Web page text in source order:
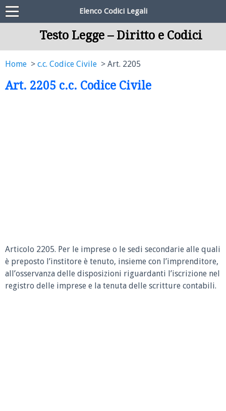
Elenco Codici Legali
Testo Legge – Diritto e Codici
Home c.c. Codice Civile Art. 2205
Art. 2205 c.c. Codice Civile
Articolo 2205. Per le imprese o le sedi secondarie alle quali
è preposto l’institore è tenuto, insieme con l’imprenditore,
all’osservanza delle disposizioni riguardanti l’iscrizione nel
registro delle imprese e la tenuta delle scritture contabili.